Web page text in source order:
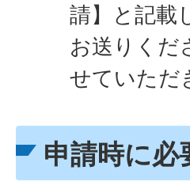
請】と記載
お送りくだ
せていただ
申請時に必